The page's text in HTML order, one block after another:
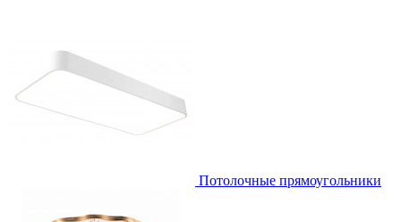
Потолочные прямоугольники